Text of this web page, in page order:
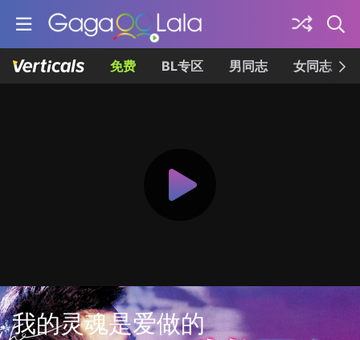
免费 BL专区 男同志 女同志
我的灵魂是爱做的